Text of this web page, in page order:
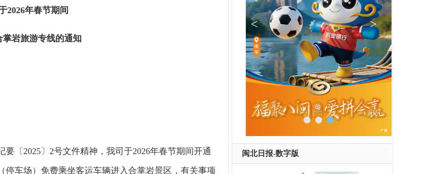
2026年春节期间
掌岩旅游专线的通知
〔2025〕2号文件精神，我司于2026年春节期间开通
停车场）免费乘坐客运车辆进入合掌岩景区，有关事项
闽北日报-数字版